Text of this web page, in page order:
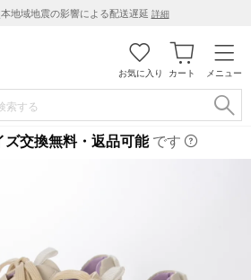
本地域地震の影響による配送遅延 詳細
メニュー
カート
お気に入り
ズ交換無料・返品可能です